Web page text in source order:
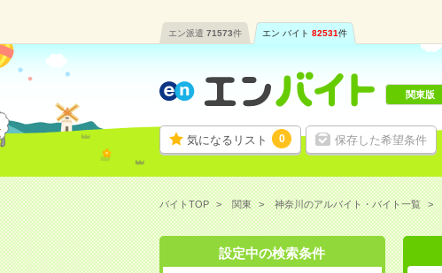
エン派遣 71573件 エン バイト 82531件
気になるリスト 0 保存した希望条件
関東版
バイトTOP 関東 神奈川のアルバイト・バイト一覧
設定中の検索条件